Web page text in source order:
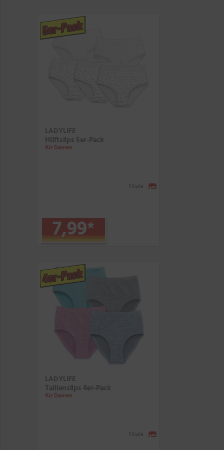
5er-Pack
LADYLIFE
Hüftslips 5er-Pack
für Damen
7,99*
Filiale
4er-Pack
LADYLIFE
Taillenslips 4er-Pack
für Damen
Filiale